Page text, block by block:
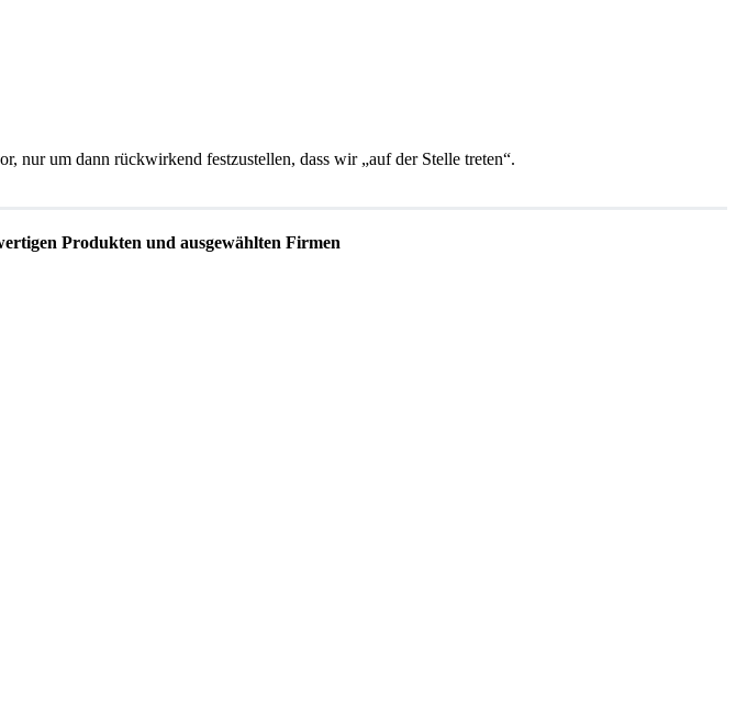
nur um dann rückwirkend festzustellen, dass wir „auf der Stelle treten“.
Produkten und ausgewählten Firmen